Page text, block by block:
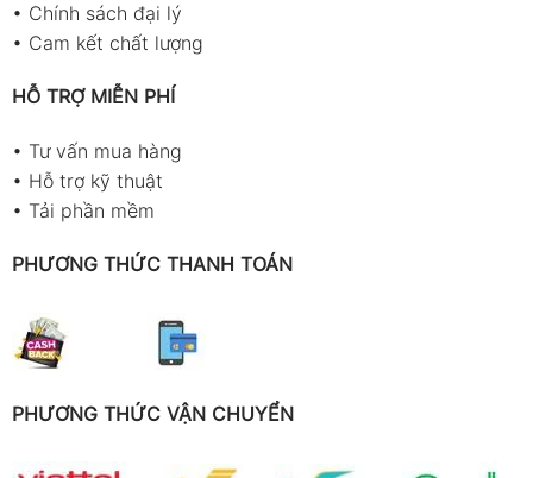
• Chính sách đại lý
• Cam kết chất lượng
HỖ TRỢ MIỄN PHÍ
• Tư vấn mua hàng
• Hỗ trợ kỹ thuật
• Tải phần mềm
PHƯƠNG THỨC THANH TOÁN
PHƯƠNG THỨC VẬN CHUYỂN